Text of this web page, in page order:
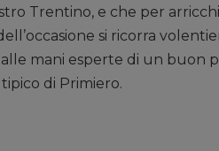
Trentino, e che per
si ricorra
mani esperte di un buon
di Primiero.